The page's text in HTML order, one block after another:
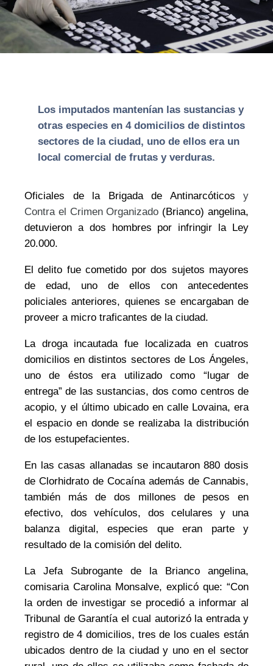
Los imputados mantenían las sustancias y
otras especies en 4 domicilios de distintos
sectores de la ciudad, uno de ellos era un
local comercial de frutas y verduras.
Oficiales de la Brigada de Antinarcóticos y
Contra el Crimen Organizado (Brianco) angelina,
detuvieron a dos hombres por infringir la Ley
20.000.
El delito fue cometido por dos sujetos mayores
de edad, uno de ellos con antecedentes
policiales anteriores, quienes se encargaban de
proveer a micro traficantes de la ciudad.
La droga incautada fue localizada en cuatros
domicilios en distintos sectores de Los Ángeles,
uno de éstos era utilizado como “lugar de
entrega” de las sustancias, dos como centros de
acopio, y el último ubicado en calle Lovaina, era
el espacio en donde se realizaba la distribución
de los estupefacientes.
En las casas allanadas se incautaron 880 dosis
de Clorhidrato de Cocaína además de Cannabis,
también más de dos millones de pesos en
efectivo, dos vehículos, dos celulares y una
balanza digital, especies que eran parte y
resultado de la comisión del delito.
La JefaSubrogante de la Brianco angelina,
comisaria Carolina Monsalve, explicó que: “Con
la orden de investigar se procedió a informar al
Tribunal de Garantía el cual autorizó la entrada y
registro de 4 domicilios, tres de los cuales están
ubicados dentro de la ciudad y uno en el sector